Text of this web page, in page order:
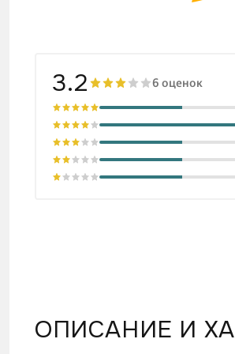
ОПИСАНИЕ И
3.2 6 оценок